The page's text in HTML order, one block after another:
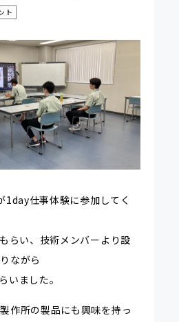
ト
1day仕事体験に参加してく
らい、技術メンバーより設
ながら
いました。
作所の製品にも興味を持っ